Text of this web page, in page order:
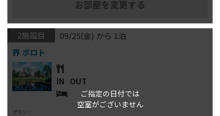
ご指定の日付では
空室がございません
2施設目 09/25(金) から 1泊
IN OUT
プラン：